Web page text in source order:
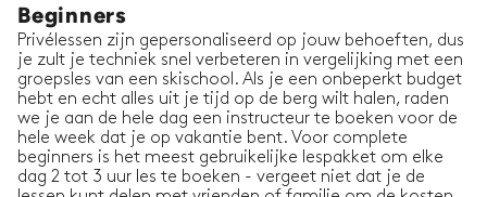
Beginners
Privélessen zijn gepersonaliseerd op jouw behoeften, dus
je zult je techniek snel verbeteren in vergelijking met een
groepsles van een skischool. Als je een onbeperkt budget
hebt en echt alles uit je tijd op de berg wilt halen, raden
we je aan de hele dag een instructeur te boeken voor de
hele week dat je op vakantie bent. Voor complete
beginners is het meest gebruikelijke lespakket om elke
dag 2 tot 3 uur les te boeken - vergeet niet dat je de